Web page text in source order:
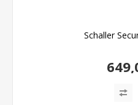
Schaller